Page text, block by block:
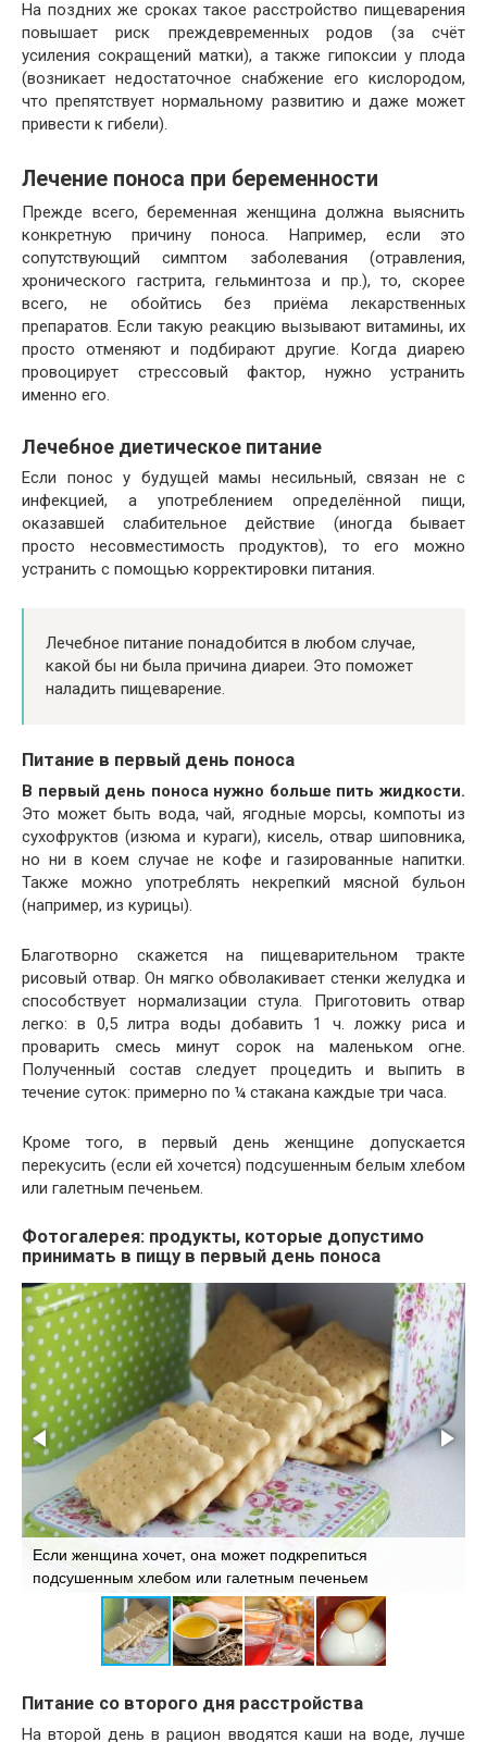
На поздних же сроках такое расстройство пищеварения
повышает риск преждевременных родов (за счёт
усиления сокращений матки), а также гипоксии у плода
(возникает недостаточное снабжение его кислородом,
что препятствует нормальному развитию и даже может
привести к гибели).
Лечение поноса при беременности
Прежде всего, беременная женщина должна выяснить
конкретную причину поноса. Например, если это
сопутствующий симптом заболевания (отравления,
хронического гастрита, гельминтоза и пр.), то, скорее
всего, не обойтись без приёма лекарственных
препаратов. Если такую реакцию вызывают витамины, их
просто отменяют и подбирают другие. Когда диарею
провоцирует стрессовый фактор, нужно устранить
именно его.
Лечебное диетическое питание
Если понос у будущей мамы несильный, связан не с
инфекцией, а употреблением определённой пищи,
оказавшей слабительное действие (иногда бывает
просто несовместимость продуктов), то его можно
устранить с помощью корректировки питания.
Лечебное питание понадобится в любом случае,
какой бы ни была причина диареи. Это поможет
наладить пищеварение.
Питание в первый день поноса
В первый день поноса нужно больше пить жидкости.
Это может быть вода, чай, ягодные морсы, компоты из
сухофруктов (изюма и кураги), кисель, отвар шиповника,
но ни в коем случае не кофе и газированные напитки.
Также можно употреблять некрепкий мясной бульон
(например, из курицы).
Благотворно скажется на пищеварительном тракте
рисовый отвар. Он мягко обволакивает стенки желудка и
способствует нормализации стула. Приготовить отвар
легко: в 0,5 литра воды добавить 1 ч. ложку риса и
проварить смесь минут сорок на маленьком огне.
Полученный состав следует процедить и выпить в
течение суток: примерно по ¼ стакана каждые три часа.
Кроме того, в первый день женщине допускается
перекусить (если ей хочется) подсушенным белым хлебом
или галетным печеньем.
Фотогалерея: продукты, которые допустимо
принимать в пищу в первый день поноса
Если женщина хочет, она может подкрепиться
подсушенным хлебом или галетным печеньем
Питание со второго дня расстройства
На второй день в рацион вводятся каши на воде, лучше